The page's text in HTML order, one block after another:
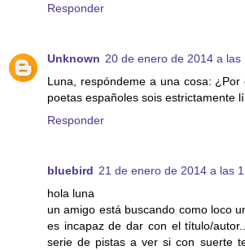
Responder
Unknown 20 de enero de 2014 a las
Luna, respóndeme a una cosa:
poetas españoles sois estrictamente
Responder
bluebird 21 de enero de 2014 a las
hola luna
un amigo está buscando como loco
es incapaz de dar con el título/
serie de pistas a ver si con suerte